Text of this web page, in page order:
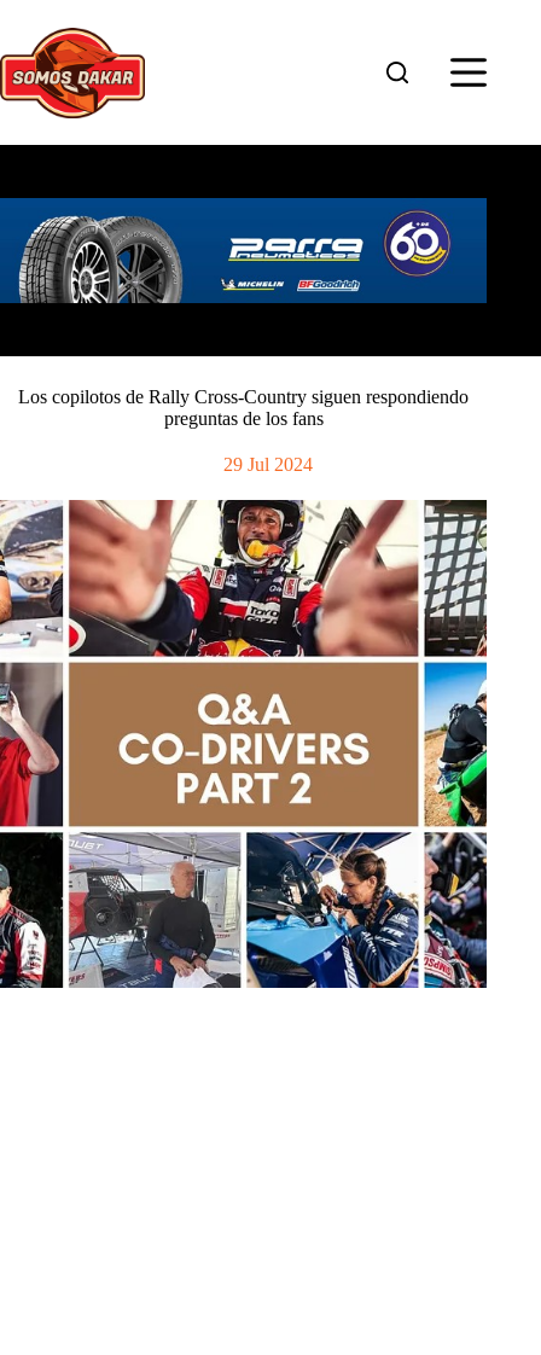
contenido
Los copilotos de Rally Cross-Country siguen respondiendo
preguntas de los fans
29 Jul 2024